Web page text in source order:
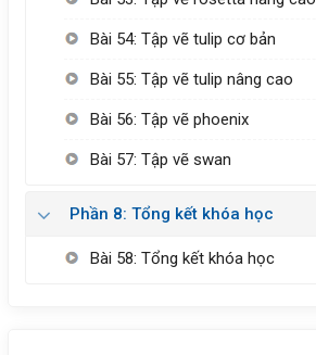
Bài 54: Tập vẽ tulip cơ bản
Bài 55: Tập vẽ tulip nâng cao
Bài 56: Tập vẽ phoenix
Bài 57: Tập vẽ swan
Phần 8: Tổng kết khóa học
Bài 58: Tổng kết khóa học